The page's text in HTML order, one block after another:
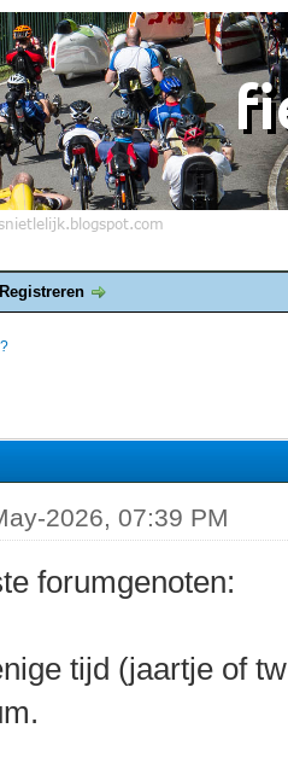
Registreren
2026, 07:39 PM
forumgenoten:
tijd (jaartje of